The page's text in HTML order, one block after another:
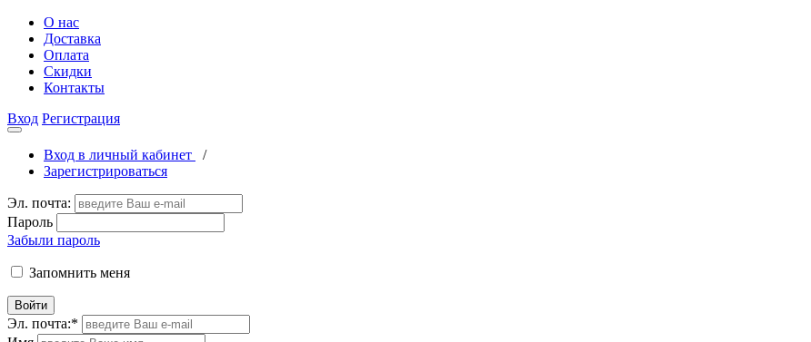
О нас
Доставка
Оплата
Скидки
Контакты
Вход Регистрация
Вход в личный кабинет
/
Зарегистрироваться
Эл. почта:
Пароль
Забыли пароль
Запомнить меня
Войти
Эл. почта:*